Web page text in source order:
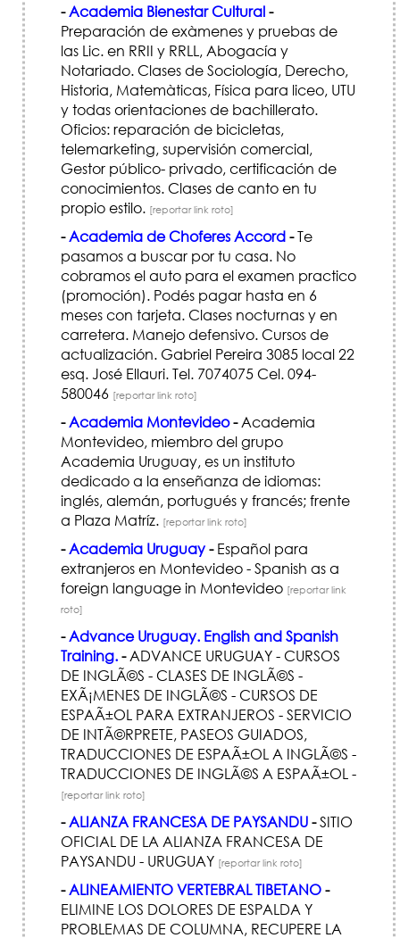
-Academia Bienestar Cultural-
Preparación de exàmenes y pruebas de
las Lic. en RRII y RRLL, Abogacía y
Notariado. Clases de Sociología, Derecho,
Historia, Matemàticas, Física para liceo, UTU
y todas orientaciones de bachillerato.
Oficios: reparación de bicicletas,
telemarketing, supervisión comercial,
Gestor público- privado, certificación de
conocimientos. Clases de canto en tu
propio estilo. [reportar link roto]
-Academia de Choferes Accord-Te
pasamos a buscar por tu casa. No
cobramos el auto para el examen practico
(promoción). Podés pagar hasta en 6
meses con tarjeta. Clases nocturnas y en
carretera. Manejo defensivo. Cursos de
actualización. Gabriel Pereira 3085 local 22
esq. José Ellauri. Tel. 7074075 Cel. 094-
580046 [reportar link roto]
-Academia Montevideo-Academia
Montevideo, miembro del grupo
Academia Uruguay, es un instituto
dedicado a la enseñanza de idiomas:
inglés, alemán, portugués y francés; frente
a Plaza Matríz. [reportar link roto]
-Academia Uruguay-Español para
extranjeros en Montevideo - Spanish as a
foreign language in Montevideo [reportar link
roto]
-Advance Uruguay. English and Spanish
Training.-ADVANCE URUGUAY - CURSOS
DE INGLÃ©S - CLASES DE INGLÃ©S -
EXÃ¡MENES DE INGLÃ©S - CURSOS DE
ESPAÃ±OL PARA EXTRANJEROS - SERVICIO
DE INTÃ©RPRETE, PASEOS GUIADOS,
TRADUCCIONES DE ESPAÃ±OL A INGLÃ©S -
TRADUCCIONES DE INGLÃ©S A ESPAÃ±OL -
[reportar link roto]
-ALIANZA FRANCESA DE PAYSANDU-SITIO
OFICIAL DE LA ALIANZA FRANCESA DE
PAYSANDU - URUGUAY [reportar link roto]
-ALINEAMIENTO VERTEBRAL TIBETANO-
ELIMINE LOS DOLORES DE ESPALDA Y
PROBLEMAS DE COLUMNA, RECUPERE LA